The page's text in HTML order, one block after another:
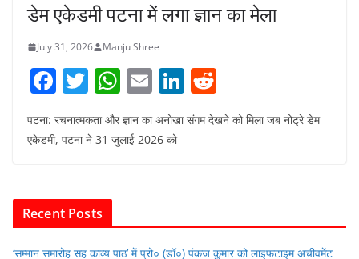
डेम एकेडमी पटना में लगा ज्ञान का मेला
July 31, 2026 Manju Shree
F
c
o
o
T
itt
W
at
p
E
m
ai
Li
n
k
e
d
पटना: रचनात्मकता और ज्ञान का अनोखा संगम देखने को मिला जब नोट्रे डेम
एकेडमी, पटना ने 31 जुलाई 2026 को
Recent Posts
‘सम्मान समारोह सह काव्य पाठ’ में प्रो० (डॉ०) पंकज कुमार को लाइफटाइम अचीवमेंट